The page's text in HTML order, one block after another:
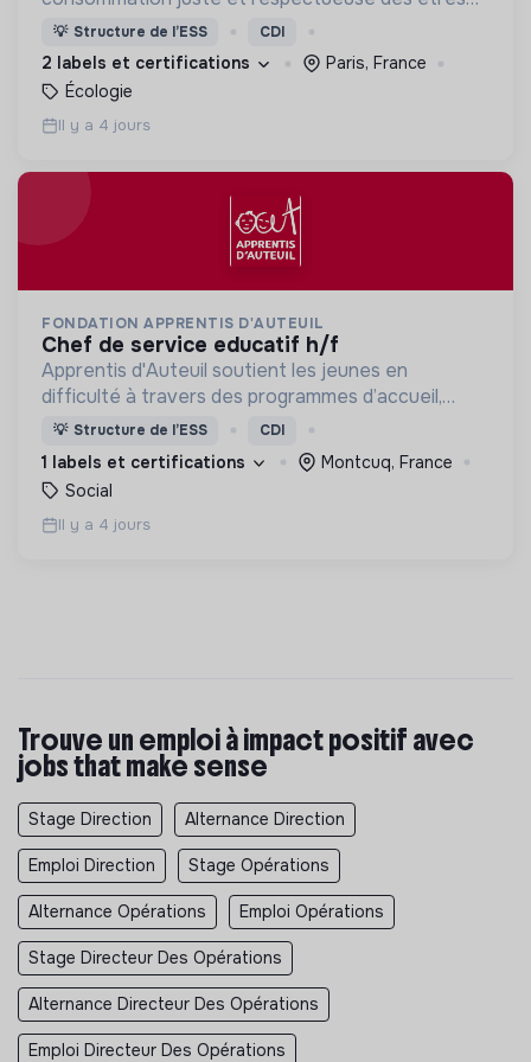
vivants et de la planète
💡 Structure de l’ESS CDI
2 labels et certifications
Paris, France
Écologie
Il y a 4 jours
FONDATION APPRENTIS D'AUTEUIL
chef de service educatif h/f
Apprentis d'Auteuil soutient les jeunes en
difficulté à travers des programmes d’accueil,
d’éducation, de formation et d’insertion pour leur
permettre de devenir des hommes et des femmes
debout.
💡 Structure de l’ESS CDI
1 labels et certifications
Montcuq, France
Social
Il y a 4 jours
Trouve un emploi à impact positif avec
jobs that make sense
Stage Direction Alternance Direction
Emploi Direction Stage Opérations
Alternance Opérations Emploi Opérations
Stage Directeur Des Opérations
Alternance Directeur Des Opérations
Emploi Directeur Des Opérations